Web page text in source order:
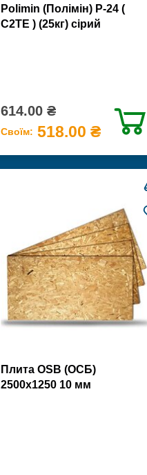
Polimin (Полімін) Р-24 (
С2ТЕ ) (25кг) сірий
614.00 ₴
Своїм: 518.00 ₴
Плита OSB (ОСБ)
2500х1250 10 мм